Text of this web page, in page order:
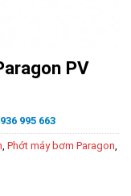
PV
995 663
Phớt máy bơm Paragon